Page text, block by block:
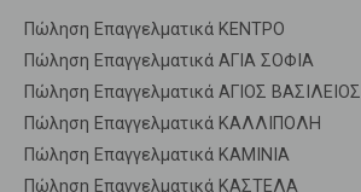
Πώληση Επαγγελματικά ΚΕΝΤΡΟ
Πώληση Επαγγελματικά ΑΓΙΑ ΣΟΦΙΑ
Πώληση Επαγγελματικά ΑΓΙΟΣ ΒΑΣΙΛΕΙΟΣ
Πώληση Επαγγελματικά ΚΑΛΛΙΠΟΛΗ
Πώληση Επαγγελματικά ΚΑΜΙΝΙΑ
Πώληση Επαγγελματικά ΚΑΣΤΕΛΑ